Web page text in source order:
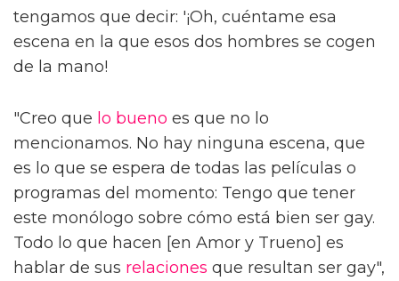
tengamos que decir: '¡Oh, cuéntame esa
escena en la que esos dos hombres se cogen
de la mano!
"Creo que lo bueno es que no lo
mencionamos. No hay ninguna escena, que
es lo que se espera de todas las películas o
programas del momento: Tengo que tener
este monólogo sobre cómo está bien ser gay.
Todo lo que hacen [en Amor y Trueno] es
hablar de sus relaciones que resultan ser gay",